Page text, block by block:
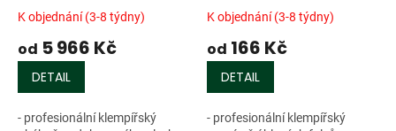
K objednání (3-8 týdny)
od 5 966 Kč
DETAIL
- profesionální klempířský
K objednání (3-8 týdny)
od 166 Kč
DETAIL
- profesionální klempířský